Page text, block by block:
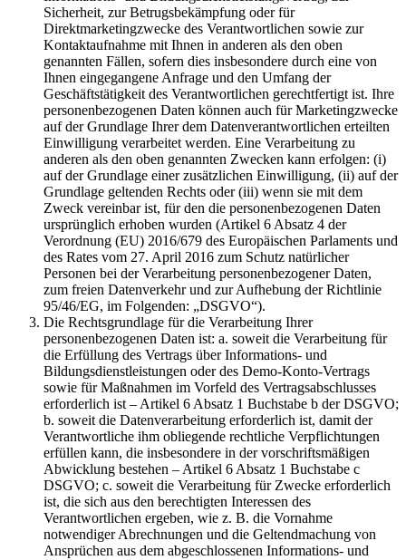
Sicherheit, zur Betrugsbekämpfung oder für
Direktmarketingzwecke des Verantwortlichen sowie zur
Kontaktaufnahme mit Ihnen in anderen als den oben
genannten Fällen, sofern dies insbesondere durch eine von
Ihnen eingegangene Anfrage und den Umfang der
Geschäftstätigkeit des Verantwortlichen gerechtfertigt ist. Ihre
personenbezogenen Daten können auch für Marketingzwecke
auf der Grundlage Ihrer dem Datenverantwortlichen erteilten
Einwilligung verarbeitet werden. Eine Verarbeitung zu
anderen als den oben genannten Zwecken kann erfolgen: (i)
auf der Grundlage einer zusätzlichen Einwilligung, (ii) auf der
Grundlage geltenden Rechts oder (iii) wenn sie mit dem
Zweck vereinbar ist, für den die personenbezogenen Daten
ursprünglich erhoben wurden (Artikel 6 Absatz 4 der
Verordnung (EU) 2016/679 des Europäischen Parlaments und
des Rates vom 27. April 2016 zum Schutz natürlicher
Personen bei der Verarbeitung personenbezogener Daten,
zum freien Datenverkehr und zur Aufhebung der Richtlinie
95/46/EG, im Folgenden: „DSGVO“).
Die Rechtsgrundlage für die Verarbeitung Ihrer
personenbezogenen Daten ist: a. soweit die Verarbeitung für
die Erfüllung des Vertrags über Informations- und
Bildungsdienstleistungen oder des Demo-Konto-Vertrags
sowie für Maßnahmen im Vorfeld des Vertragsabschlusses
erforderlich ist – Artikel 6 Absatz 1 Buchstabe b der DSGVO;
b. soweit die Datenverarbeitung erforderlich ist, damit der
Verantwortliche ihm obliegende rechtliche Verpflichtungen
erfüllen kann, die insbesondere in der vorschriftsmäßigen
Abwicklung bestehen – Artikel 6 Absatz 1 Buchstabe c
DSGVO; c. soweit die Verarbeitung für Zwecke erforderlich
ist, die sich aus den berechtigten Interessen des
Verantwortlichen ergeben, wie z. B. die Vornahme
notwendiger Abrechnungen und die Geltendmachung von
Ansprüchen aus dem abgeschlossenen Informations- und